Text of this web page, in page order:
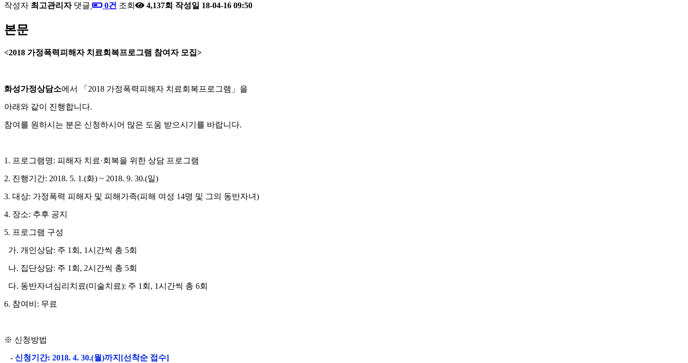
작성자 최고관리자 댓글 0건 조회 4,137회 작성일 18-04-16 09:50
본문
<2018 가정폭력피해자 치료회복프로그램 참여자 모집>
화성가정상담소에서 「 2018 가정폭력피해자 치료회복프로그램 」 을
아래와 같이 진행합니다.
참여를 원하시는 분은 신청하시어 많은 도움 받으시기를 바랍니다.
1. 프로그램명: 피해자 치료·회복을 위한 상담 프로그램
2. 진행기간: 2018. 5. 1.(화) ~ 2018. 9. 30.(일)
3. 대상: 가정폭력 피해자 및 피해가족(피해 여성 14명 및 그의 동반자녀)
4. 장소: 추후 공지
5. 프로그램 구성
가. 개인상담: 주 1회 , 1시간씩 총 5회
나. 집단상담: 주 1회 , 2시간씩 총 5회
다. 동반자녀심리치료(미술치료): 주 1회 , 1시간씩 총 6회
6. 참여비 : 무료
※ 신청방법
- 신청기간: 2018. 4. 30.(월)까지 [선착순 접수]